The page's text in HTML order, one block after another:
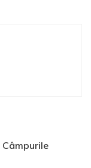
Câmpurile